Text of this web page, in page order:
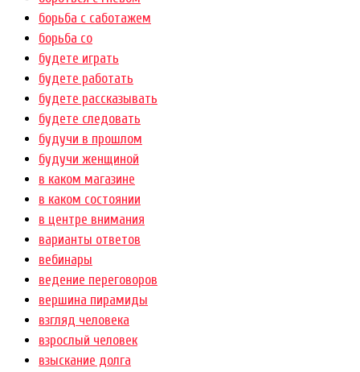
борьба с саботажем
борьба со
будете играть
будете работать
будете рассказывать
будете следовать
будучи в прошлом
будучи женщиной
в каком магазине
в каком состоянии
в центре внимания
варианты ответов
вебинары
ведение переговоров
вершина пирамиды
взгляд человека
взрослый человек
взыскание долга